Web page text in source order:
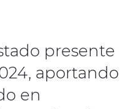
presente
aportando
en